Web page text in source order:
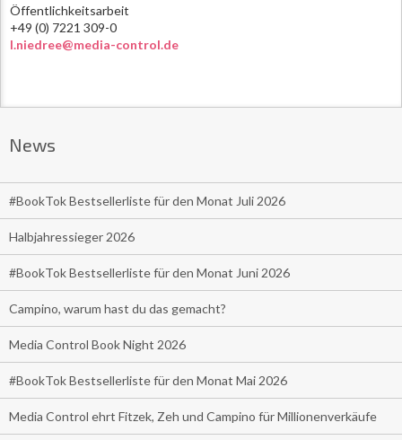
Öffentlichkeitsarbeit
+49 (0) 7221 309-0
l.niedree@media-control.de
News
#BookTok Bestsellerliste für den Monat Juli 2026
Halbjahressieger 2026
#BookTok Bestsellerliste für den Monat Juni 2026
Campino, warum hast du das gemacht?
Media Control Book Night 2026
#BookTok Bestsellerliste für den Monat Mai 2026
Media Control ehrt Fitzek, Zeh und Campino für Millionenverkäufe